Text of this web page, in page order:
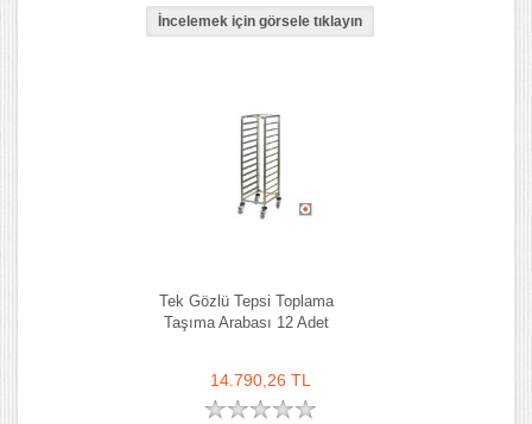
Tek Gözlü Tepsi Toplama
Taşıma Arabası 12 Adet
14.790,26 TL